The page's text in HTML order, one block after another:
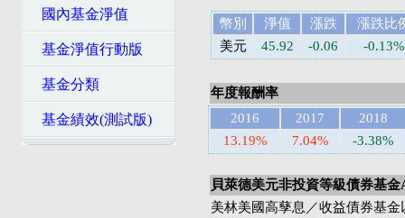
國內基金淨值
基金淨值行動版
基金分類
基金績效(測試版)
幣別 淨值 漲跌
漲跌比
美元
45.92 -0.06 -0.13%
年度報酬率
2016
2017
2018
13.19%
7.04% -3.38%
貝萊德美元非投資等級債券基金
美林美國高孳息／收益債券基